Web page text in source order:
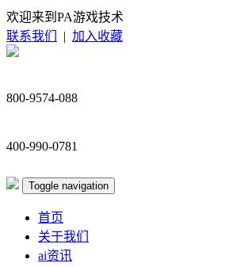
欢迎来到PA游戏技术
联系我们
| 加入收藏
800-9574-088
400-990-0781
Toggle navigation
首页
关于我们
ai资讯